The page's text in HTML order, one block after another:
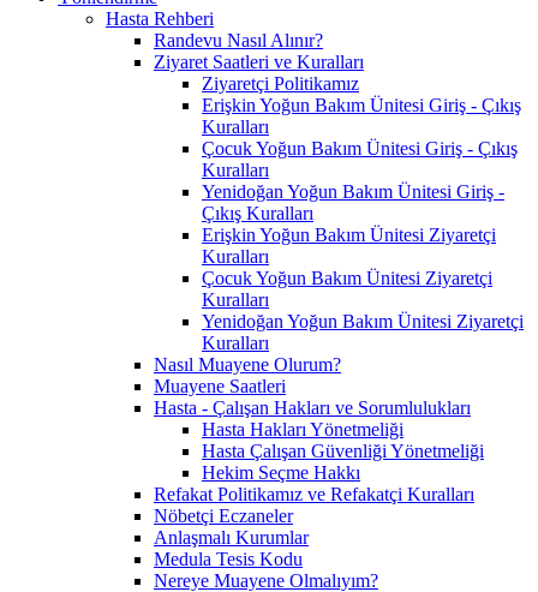
Hasta Rehberi
Randevu Nasıl Alınır?
Ziyaret Saatleri ve Kuralları
Ziyaretçi Politikamız
Erişkin Yoğun Bakım Ünitesi Giriş - Çıkış
Kuralları
Çocuk Yoğun Bakım Ünitesi Giriş - Çıkış
Kuralları
Yenidoğan Yoğun Bakım Ünitesi Giriş -
Çıkış Kuralları
Erişkin Yoğun Bakım Ünitesi Ziyaretçi
Kuralları
Çocuk Yoğun Bakım Ünitesi Ziyaretçi
Kuralları
Yenidoğan Yoğun Bakım Ünitesi Ziyaretçi
Kuralları
Nasıl Muayene Olurum?
Muayene Saatleri
Hasta - Çalışan Hakları ve Sorumlulukları
Hasta Hakları Yönetmeliği
Hasta Çalışan Güvenliği Yönetmeliği
Hekim Seçme Hakkı
Refakat Politikamız ve Refakatçi Kuralları
Nöbetçi Eczaneler
Anlaşmalı Kurumlar
Medula Tesis Kodu
Nereye Muayene Olmalıyım?